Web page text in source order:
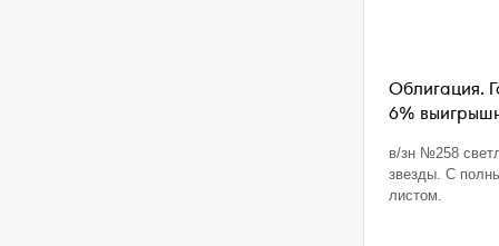
Облигация.
6%
в/зн №258
звезды. С
листом.